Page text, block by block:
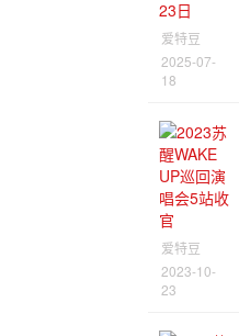
爱特豆
2025-07-
18
爱特豆
2023-10-
23